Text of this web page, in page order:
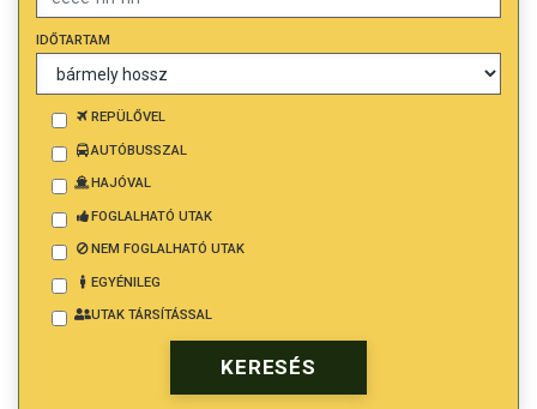
IDŐTARTAM
REPÜLŐVEL
AUTÓBUSSZAL
HAJÓVAL
FOGLALHATÓ UTAK
NEM FOGLALHATÓ UTAK
EGYÉNILEG
UTAK TÁRSÍTÁSSAL